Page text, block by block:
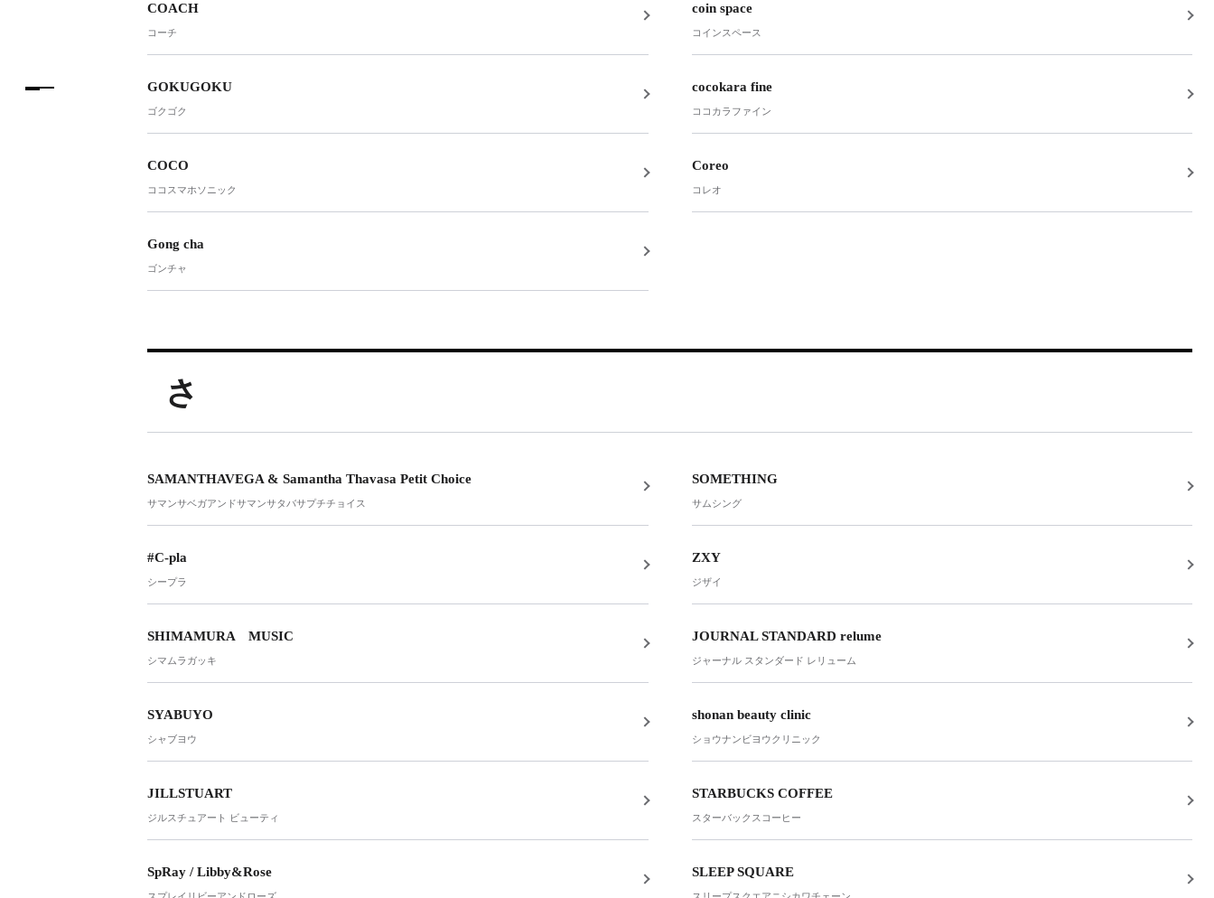
COACH
コーチ
coin space
コインスペース
GOKUGOKU
ゴクゴク
cocokara fine
ココカラファイン
COCO
ココスマホソニック
Coreo
コレオ
Gong cha
ゴンチャ
さ
SAMANTHAVEGA & Samantha Thavasa Petit Choice
サマンサベガアンドサマンサタバサプチチョイス
SOMETHING
サムシング
#C-pla
シープラ
ZXY
ジザイ
SHIMAMURA MUSIC
シマムラガッキ
JOURNAL STANDARD relume
ジャーナル スタンダード レリューム
SYABUYO
シャブヨウ
shonan beauty clinic
ショウナンビヨウクリニック
JILLSTUART
ジルスチュアート ビューティ
STARBUCKS COFFEE
スターバックスコーヒー
SpRay / Libby&Rose SLEEP SQUARE